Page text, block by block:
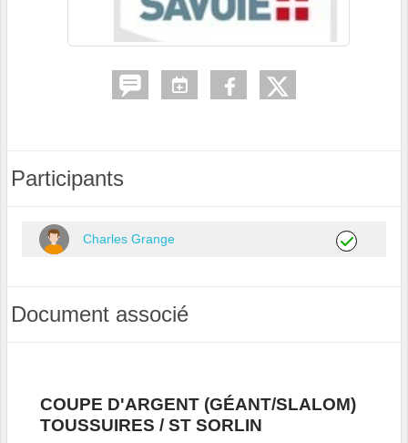
Participants
Charles Grange
Document associé
COUPE D'ARGENT (GÉANT/SLALOM)
TOUSSUIRES / ST SORLIN